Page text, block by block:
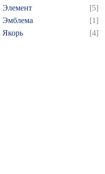
Элемент
[5]
Эмблема
[1]
Якорь
[4]